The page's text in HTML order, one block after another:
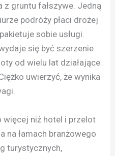
gruntu fałszywe. Jedną
podróży płaci drożej
sobie usługi.
się być szerzenie
od wielu lat działające
uwierzyć, że wynika
niż hotel i przelot
na łamach branżowego
turystycznych,